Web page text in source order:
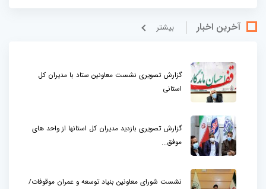
آخرین اخبار بيشتر
گزارش تصویری نشست معاونین ستاد با مدیران کل
استانی
گزارش تصویری بازدید مدیران کل استانها از واحد های
موفق...
نشست شورای معاونین بنیاد توسعه و عمران موقوفات/